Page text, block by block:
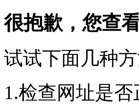
很抱歉，您查
试试下面几种方
1.检查网址是否